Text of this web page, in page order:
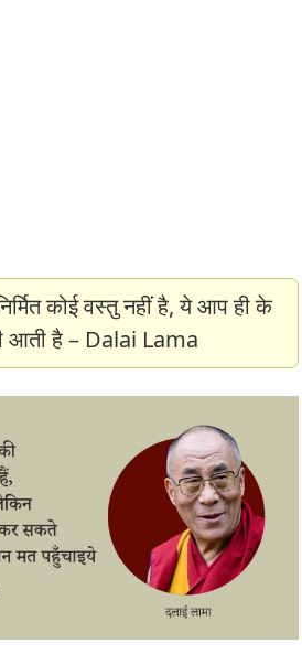
कोई वस्तु नहीं है, ये आप ही के
आती है – Dalai Lama